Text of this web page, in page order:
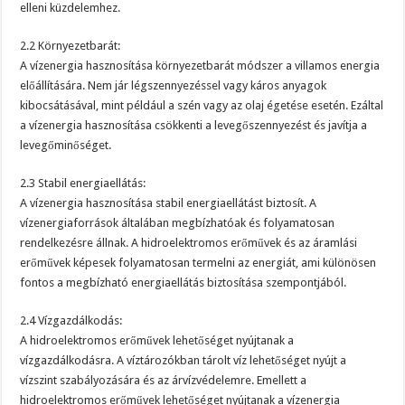
elleni küzdelemhez.
2.2 Környezetbarát:
A vízenergia hasznosítása környezetbarát módszer a villamos energia
előállítására. Nem jár légszennyezéssel vagy káros anyagok
kibocsátásával, mint például a szén vagy az olaj égetése esetén. Ezáltal
a vízenergia hasznosítása csökkenti a levegőszennyezést és javítja a
levegőminőséget.
2.3 Stabil energiaellátás:
A vízenergia hasznosítása stabil energiaellátást biztosít. A
vízenergiaforrások általában megbízhatóak és folyamatosan
rendelkezésre állnak. A hidroelektromos erőművek és az áramlási
erőművek képesek folyamatosan termelni az energiát, ami különösen
fontos a megbízható energiaellátás biztosítása szempontjából.
2.4 Vízgazdálkodás:
A hidroelektromos erőművek lehetőséget nyújtanak a
vízgazdálkodásra. A víztározókban tárolt víz lehetőséget nyújt a
vízszint szabályozására és az árvízvédelemre. Emellett a
hidroelektromos erőművek lehetőséget nyújtanak a vízenergia